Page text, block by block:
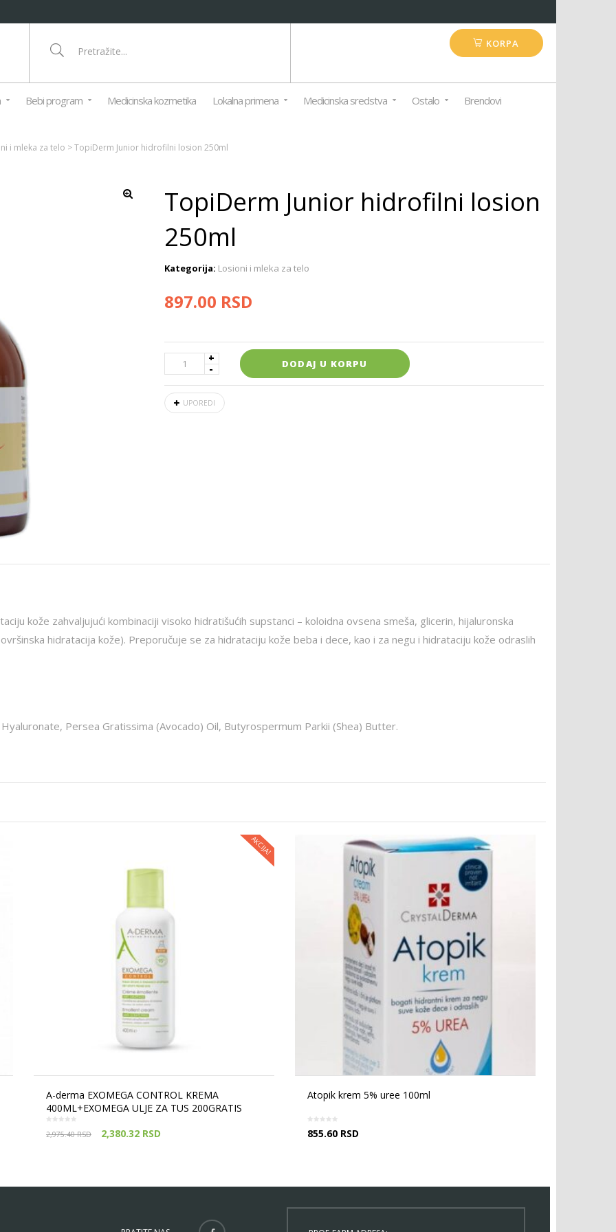
KORPA
Bebi program Medicinska kozmetika Lokalna primena Medicinska sredstva Ostalo Brendovi
i mleka za telo >TopiDerm Junior hidrofilni losion 250ml
TopiDerm Junior hidrofilni losion
250ml
Kategorija: Losioni i mleka za telo
897.00 RSD
DODAJ U KORPU
UPOREDI
kože zahvaljujući kombinaciji visoko hidratišućih supstanci – koloidna ovsena smeša, glicerin, hijaluronska
hidratacija kože). Preporučuje se za hidrataciju kože beba i dece, kao i za negu i hidrataciju kože odraslih
Persea Gratissima (Avocado) Oil, Butyrospermum Parkii (Shea) Butter.
AKCIJA!
A-derma EXOMEGA CONTROL KREMA
400ML+EXOMEGA ULJE ZA TUS 200GRATIS
2,975.40RSD 2,380.32 RSD
Atopik krem 5% uree 100ml
855.60 RSD